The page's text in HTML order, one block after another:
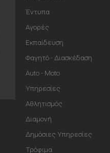
Έντυπα
Αγορές
Εκπαίδευση
Φαγητό - Διασκέδαση
Auto - Moto
Υπηρεσίες
Αθλητισμός
Διαμονή
Δημόσιες Υπηρεσίες
Τρόφιμα